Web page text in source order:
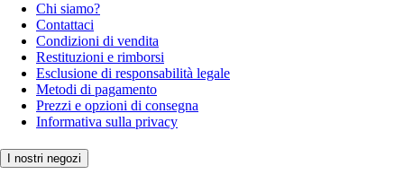
Chi siamo?
Contattaci
Condizioni di vendita
Restituzioni e rimborsi
Esclusione di responsabilità legale
Metodi di pagamento
Prezzi e opzioni di consegna
Informativa sulla privacy
I nostri negozi